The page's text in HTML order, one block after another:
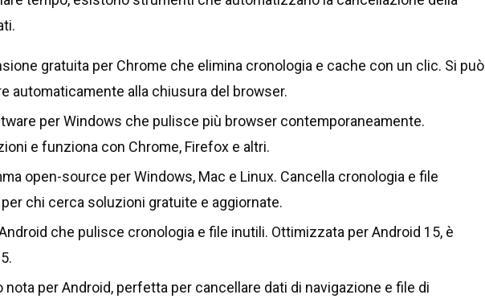
gratuita per Chrome che elimina cronologia e cache con un clic. Si può
automaticamente alla chiusura del browser.
per Windows che pulisce più browser contemporaneamente.
e funziona con Chrome, Firefox e altri.
open-source per Windows, Mac e Linux. Cancella cronologia e file
chi cerca soluzioni gratuite e aggiornate.
che pulisce cronologia e file inutili. Ottimizzata per Android 15, è
nota per Android, perfetta per cancellare dati di navigazione e file di